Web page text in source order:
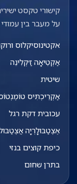
קישורי טקסט
על מעבר בין
אקטינוסיקלוס
אַקְטֵיאָה זַ׳קְלִינֵה
שיטית
אַקְרֵיכְתִּיס
עכובית דקת רגל
אֶצֶטַבּוּלָרְיָה
כיפת קוצים בנזי
בתרן שחום